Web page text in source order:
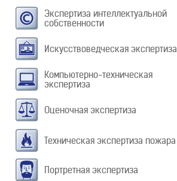
Экспертиза интеллектуальной
собственности
Искусствоведческая экспертиза
Компьютерно-техническая
экспертиза
Оценочная экспертиза
Техническая экспертиза пожара
Портретная экспертиза